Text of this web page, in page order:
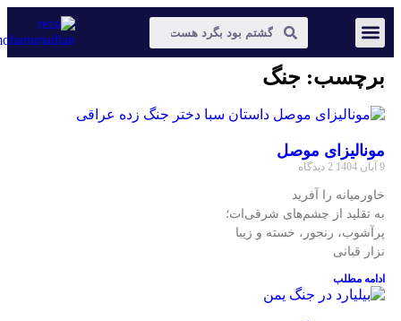
برچسب: جنگ
مونالیزای موصل
2 دیدگاه
خاورمیانه را آفرید‍‍
به تقلید از چشم‎‌‌های شرقی‌ات؛
پرآشوب، رنجور، خسته و زیبا
نزار قبانی
ادامه مطلب